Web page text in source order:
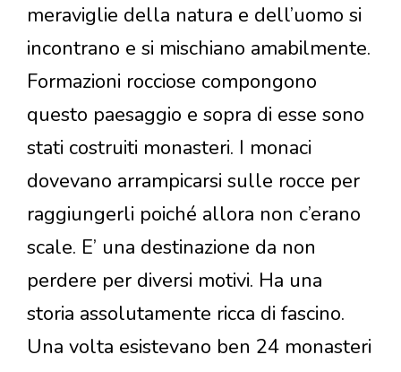
meraviglie della natura e dell’uomo si
incontrano e si mischiano amabilmente.
Formazioni rocciose compongono
questo paesaggio e sopra di esse sono
stati costruiti monasteri. I monaci
dovevano arrampicarsi sulle rocce per
raggiungerli poiché allora non c’erano
scale. E’ una destinazione da non
perdere per diversi motivi. Ha una
storia assolutamente ricca di fascino.
Una volta esistevano ben 24 monasteri